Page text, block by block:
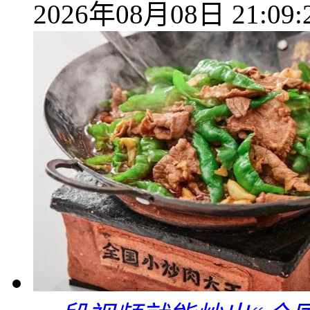
2026年08月08日